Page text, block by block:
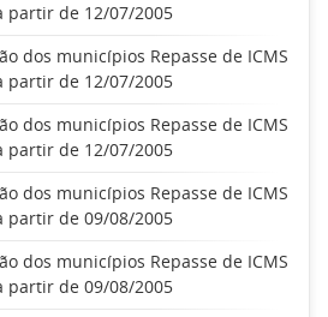
partir de 12/07/2005
dos municípios Repasse de ICMS
partir de 12/07/2005
dos municípios Repasse de ICMS
partir de 12/07/2005
dos municípios Repasse de ICMS
partir de 09/08/2005
dos municípios Repasse de ICMS
partir de 09/08/2005